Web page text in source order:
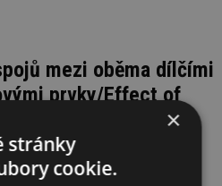
mezi oběma dílčími
prvky/Effect of
Single Plates of×
stránky
cookie.